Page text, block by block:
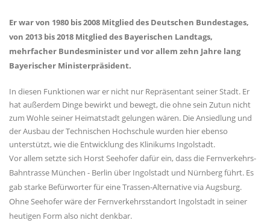
Er war von 1980 bis 2008 Mitglied des Deutschen Bundestages,
von 2013 bis 2018 Mitglied des Bayerischen Landtags,
mehrfacher Bundesminister und vor allem zehn Jahre lang
Bayerischer Ministerpräsident.
In diesen Funktionen war er nicht nur Repräsentant seiner Stadt. Er
hat außerdem Dinge bewirkt und bewegt, die ohne sein Zutun nicht
zum Wohle seiner Heimatstadt gelungen wären. Die Ansiedlung und
der Ausbau der Technischen Hochschule wurden hier ebenso
unterstützt, wie die Entwicklung des Klinikums Ingolstadt.
Vor allem setzte sich Horst Seehofer dafür ein, dass die Fernverkehrs-
Bahntrasse München - Berlin über Ingolstadt und Nürnberg führt. Es
gab starke Befürworter für eine Trassen-Alternative via Augsburg.
Ohne Seehofer wäre der Fernverkehrsstandort Ingolstadt in seiner
heutigen Form also nicht denkbar.